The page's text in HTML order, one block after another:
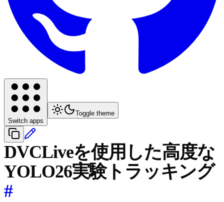
Switch apps
Toggle theme
DVCLiveを使用した高度な
YOLO26実験トラッキング
#